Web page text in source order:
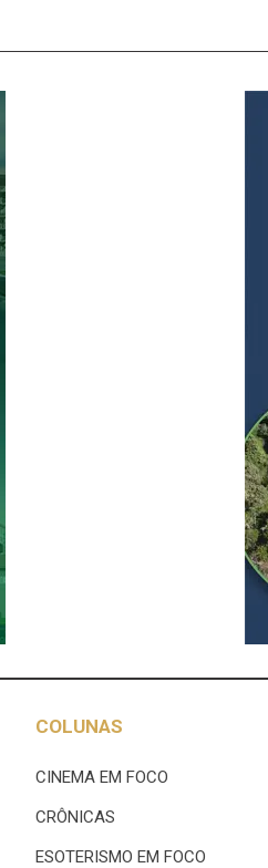
COLUNAS
CINEMA EM FOCO
CRÔNICAS
ESOTERISMO EM FOCO